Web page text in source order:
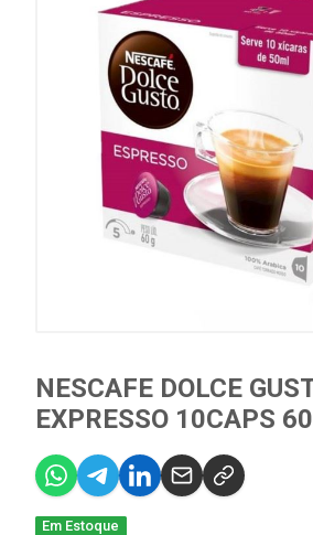
NESCAFE DOLCE
EXPRESSO 10CAPS
Em Estoque